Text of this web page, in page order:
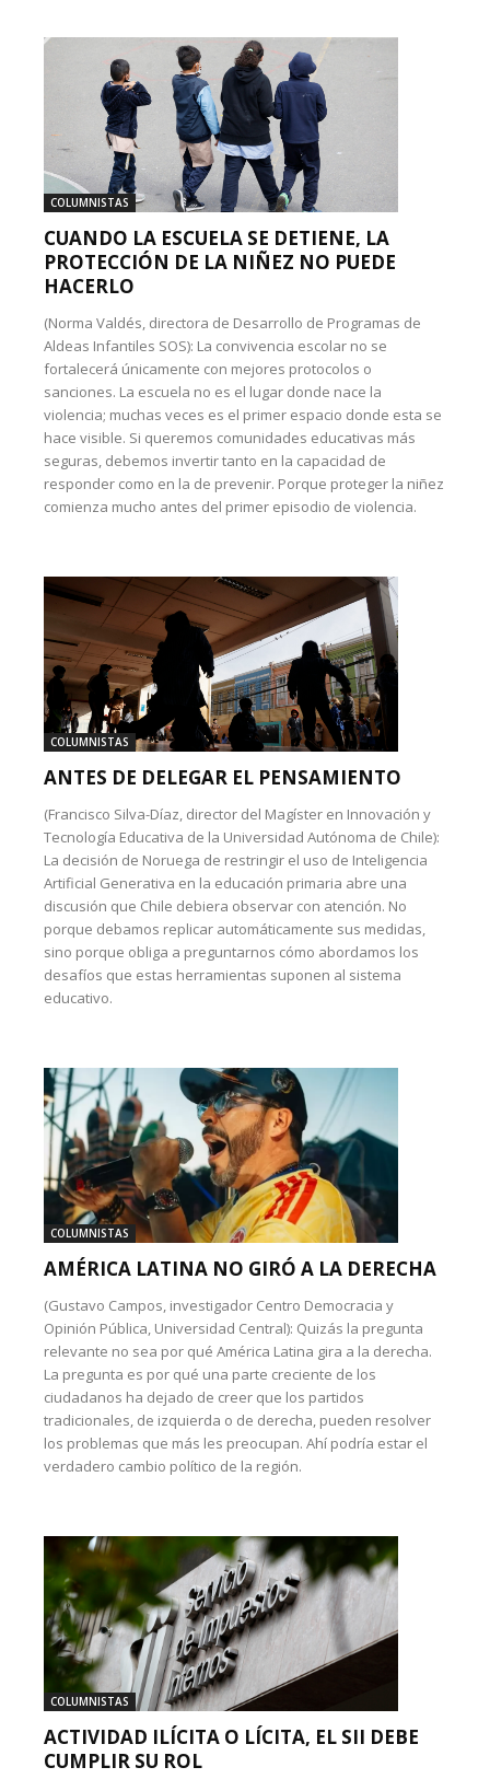
COLUMNISTAS
CUANDO LA ESCUELA SE DETIENE, LA
PROTECCIÓN DE LA NIÑEZ NO PUEDE
HACERLO
(Norma Valdés, directora de Desarrollo de Programas de
Aldeas Infantiles SOS): La convivencia escolar no se
fortalecerá únicamente con mejores protocolos o
sanciones. La escuela no es el lugar donde nace la
violencia; muchas veces es el primer espacio donde esta se
hace visible. Si queremos comunidades educativas más
seguras, debemos invertir tanto en la capacidad de
responder como en la de prevenir. Porque proteger la niñez
comienza mucho antes del primer episodio de violencia.
COLUMNISTAS
ANTES DE DELEGAR EL PENSAMIENTO
(Francisco Silva-Díaz, director del Magíster en Innovación y
Tecnología Educativa de la Universidad Autónoma de Chile):
La decisión de Noruega de restringir el uso de Inteligencia
Artificial Generativa en la educación primaria abre una
discusión que Chile debiera observar con atención. No
porque debamos replicar automáticamente sus medidas,
sino porque obliga a preguntarnos cómo abordamos los
desafíos que estas herramientas suponen al sistema
educativo.
COLUMNISTAS
AMÉRICA LATINA NO GIRÓ A LA DERECHA
(Gustavo Campos, investigador Centro Democracia y
Opinión Pública, Universidad Central): Quizás la pregunta
relevante no sea por qué América Latina gira a la derecha.
La pregunta es por qué una parte creciente de los
ciudadanos ha dejado de creer que los partidos
tradicionales, de izquierda o de derecha, pueden resolver
los problemas que más les preocupan. Ahí podría estar el
verdadero cambio político de la región.
COLUMNISTAS
ACTIVIDAD ILÍCITA O LÍCITA, EL SII DEBE
CUMPLIR SU ROL